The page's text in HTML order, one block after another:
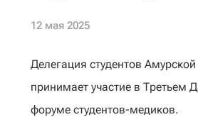
12 мая 2025
Делегация студентов
принимает участие в Третьем
форуме студентов-медиков.